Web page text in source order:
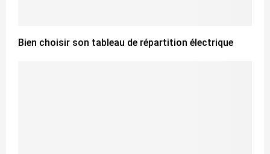
Bien choisir son tableau de répartition électrique